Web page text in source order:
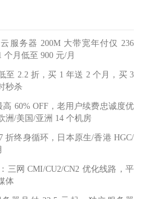
服务器 200M 大带宽年付仅 236
月低至 900 元/月
至 2.2 折，买 1 年送 2 个月，买 3
秒杀
高 60% OFF，老用户续费忠诚度优
洲/美国/亚洲 14 个机房
折终身循环，日本原生/香港 HGC/
三网 CMI/CU2/CN2 优化线路，平
体